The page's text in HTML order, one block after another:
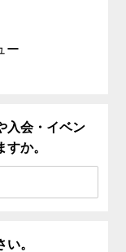
ー
入会・イベン
か。
。